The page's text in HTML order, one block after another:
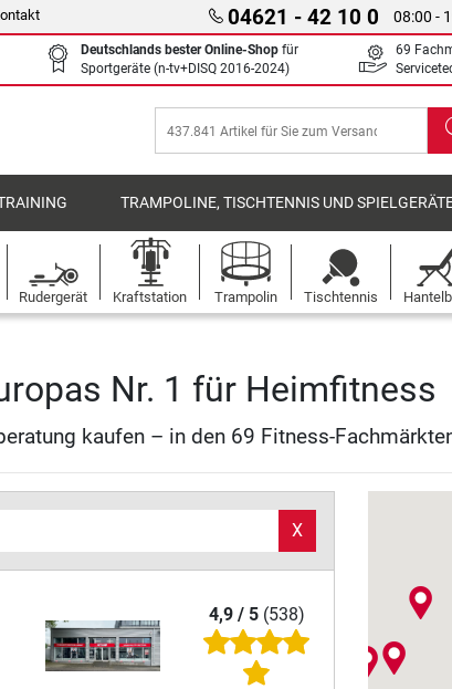
04621 - 42 10 0 08:00 -
Deutschlands bester Online-Shop für
Sportgeräte (n-tv+DISQ 2016-2024)
69
TRAMPOLINE, TISCHTENNIS UND
Rudergerät Kraftstation Trampolin Tischtennis
Nr. 1 für Heimfitness
kaufen – in den 69 Fitness-
X
4,9 / 5(538)